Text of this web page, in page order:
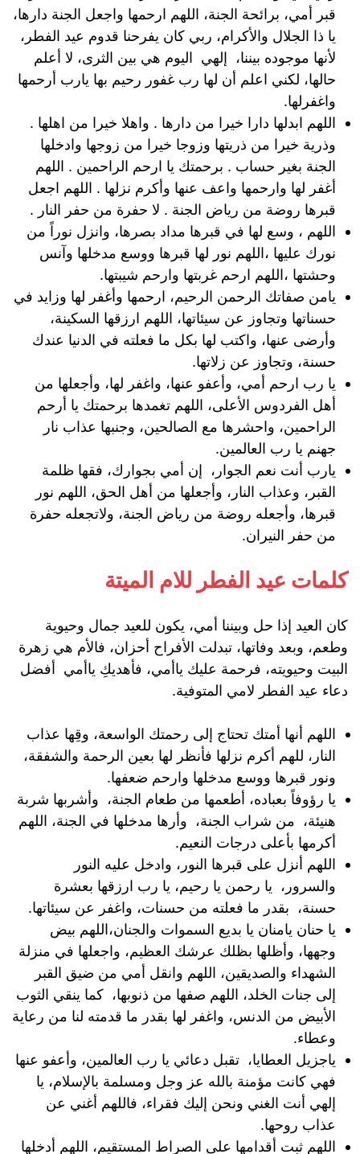
قبر أمي، برائحة الجنة، اللهم ارحمها واجعل الجنة دارها،
يا ذا الجلال والأكرام، ربي كان يفرحنا قدوم عيد الفطر،
لأنها موجوده بيننا، إلهي اليوم هي بين الثرى، لا أعلم
حالها، لكني اعلم أن لها رب غفور رحيم بها يارب أرحمها
واغفرلها.
اللهم ابدلها دارا خيرا من دارها . واهلا خيرا من اهلها .
وذرية خيرا من ذريتها وزوجا خيرا من زوجها وادخلها
الجنة بغير حساب . برحمتك يا ارحم الراحمين . اللهم
أغفر لها وارحمها واعف عنها وأكرم نزلها . اللهم اجعل
قبرها روضة من رياض الجنة . لا حفرة من حفر النار .
اللهم ، وسع لها في قبرها مداد بصرها، وانزل نوراً من
نورك عليها ،اللهم نور لها قبرها ووسع مدخلها وآنس
وحشتها ،اللهم ارحم غربتها وارحم شيبتها.
يامن صفاتك الرحمن الرحيم، ارحمها وأغفر لها وزايد في
حسناتها وتجاوز عن سيئاتها، اللهم ارزقها السكينة،
وأرضى عنها، واكتب لها بكل ما فعلته في الدنيا عندك
حسنة، وتجاوز عن زلاتها.
يا رب ارحم أمي، وأعفو عنها، واغفر لها، وأجعلها من
أهل الفردوس الأعلى، اللهم تغمدها برحمتك يا أرحم
الراحمين، واحشرها مع الصالحين، وجنبها عذاب نار
جهنم يا رب العالمين.
يارب أنت نعم الجوار، إن أمي بجوارك، فقها ظلمة
القبر، وعذاب النار، وأجعلها من أهل الحق، اللهم نور
قبرها، وأجعله روضة من رياض الجنة، ولاتجعله حفرة
من حفر النيران.
كلمات عيد الفطر للام الميتة
كان العيد إذا حل وبيننا أمي، يكون للعيد جمال وحيوية
وطعم، وبعد وفاتها، تبدلت الأفراح أحزان، فالأم هي زهرة
البيت وحيويته، فرحمة عليك ياأمي، فأهديكِ ياأمي أفضل
دعاء عيد الفطر لامي المتوفية.
اللهم أنها أمتك تحتاج إلى رحمتك الواسعة، وقِها عذاب
النار، للهم أكرم نزلها فأنظر لها بعين الرحمة والشفقة،
ونور قبرها ووسع مدخلها وارحم ضعفها.
يا رؤوفاً بعباده، أطعمها من طعام الجنة، وأشربها شربة
هنيئة، من شراب الجنة، وأرها مدخلها في الجنة، اللهم
أكرمها بأعلى درجات النعيم.
اللهم أنزل على قبرها النور، وادخل عليه النور
والسرور، يا رحمن يا رحيم، يا رب ارزقها بعشرة
حسنة، بقدر ما فعلته من حسنات، واغفر عن سيئاتها.
يا حنان يامنان يا بديع السموات والجنان،اللهم بيض
وجهها، وأظلها بظلك عرشك العظيم، واجعلها في منزلة
الشهداء والصديقين، اللهم وانقل أمي من ضيق القبر
إلى جنات الخلد، اللهم صفها من ذنوبها، كما ينقي الثوب
الأبيض من الدنس، واغفر لها بقدر ما قدمته لنا من رعاية
وعطاء.
ياجزيل العطايا، تقبل دعائي يا رب العالمين، وأعفو عنها
فهي كانت مؤمنة بالله عز وجل ومسلمة بالإسلام، يا
إلهي أنت الغني ونحن إليك فقراء، فاللهم أغني عن
عذاب روحها.
اللهم ثبت أقدامها على الصراط المستقيم، اللهم أدخلها